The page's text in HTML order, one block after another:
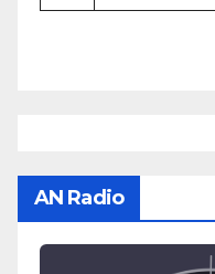
AN Radio